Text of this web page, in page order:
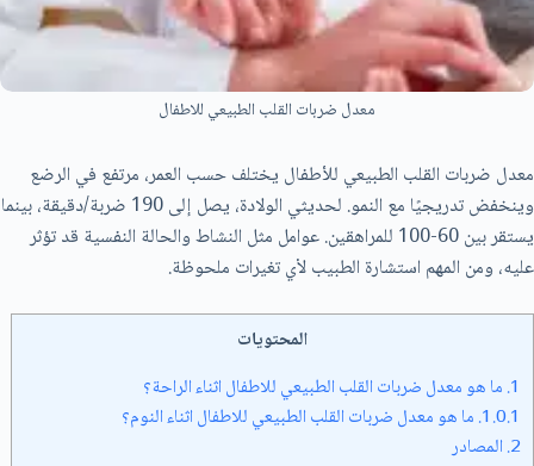
معدل ضربات القلب الطبيعي للاطفال
معدل ضربات القلب الطبيعي للأطفال يختلف حسب العمر، مرتفع في الرضع
وينخفض تدريجيًا مع النمو. لحديثي الولادة، يصل إلى 190 ضربة/دقيقة، بينما
يستقر بين 60-100 للمراهقين. عوامل مثل النشاط والحالة النفسية قد تؤثر
عليه، ومن المهم استشارة الطبيب لأي تغيرات ملحوظة.
المحتويات
1. ما هو معدل ضربات القلب الطبيعي للاطفال اثناء الراحة؟
1.0.1. ما هو معدل ضربات القلب الطبيعي للاطفال اثناء النوم؟
2. المصادر